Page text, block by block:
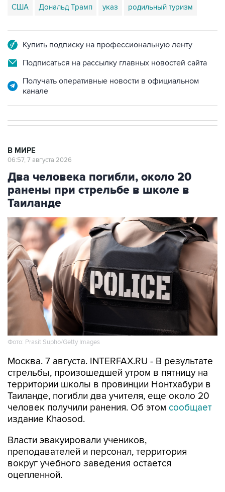
США Дональд Трамп указ родильный туризм
Купить подписку на профессиональную ленту
Подписаться на рассылку главных новостей сайта
Получать оперативные новости в официальном
канале
В МИРЕ
06:57, 7 августа 2026
Два человека погибли, около 20
ранены при стрельбе в школе в
Таиланде
Фото: Prasit Supho/Getty Images
Москва. 7 августа. INTERFAX.RU - В результате
стрельбы, произошедшей утром в пятницу на
территории школы в провинции Нонтхабури в
Таиланде, погибли два учителя, еще около 20
человек получили ранения. Об этом сообщает
издание Khaosod.
Власти эвакуировали учеников,
преподавателей и персонал, территория
вокруг учебного заведения остается
оцепленной.